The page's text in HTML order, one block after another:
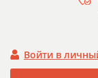
Войти в